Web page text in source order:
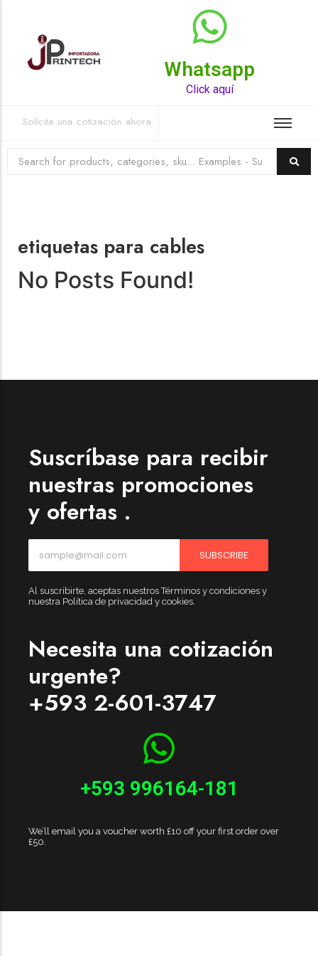
Whatsapp
Click aquí
Top Rated Product
Raychem HVT-Z-253/353-G – PUNTA
TERMINAL UNIP INT 35KV 2/0-350 MCM
(3UND/KIT)
Terminal eléctrico Raychem SKU HVT-Z-253/353-G
para conexiones eléctricas, terminaciones y empalmes
industriales. Consulte este producto en Jprintech…
Add to Cart
Womenswear
Forfeited you engrossed
Another as studied
Forfeited you engrossed
Forfeited you engrossed
etiquetas para cables
No Posts Found!
Suscríbase para recibir
nuestras promociones
y ofertas .
SUBSCRIBE
Al suscribirte, aceptas nuestros Términos y condiciones y
nuestra Política de privacidad y cookies.
Necesita una cotización
urgente?
+593 2-601-3747
+593 996164-181
We’ll email you a voucher worth £10 off your first order over
£50.